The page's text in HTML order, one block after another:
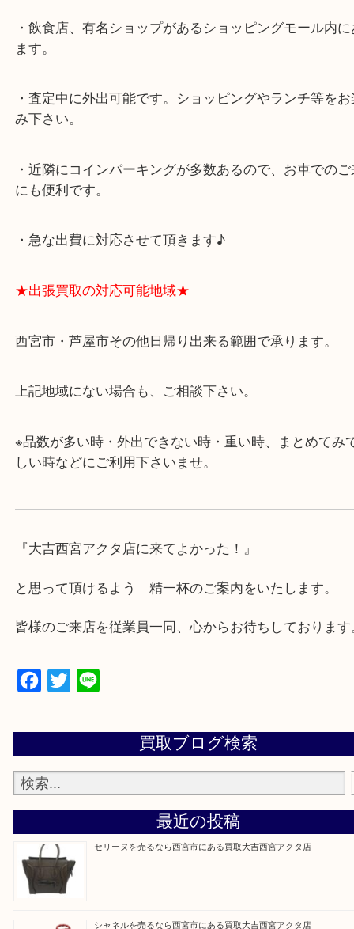
★最寄り駅★
西宮北口駅
アクタ西宮の西館一階です。
・飲食店、有名ショップがあるショッピングモー
ます。
・査定中に外出可能です。ショッピングやランチ
・近隣にコインパーキングが多数あるので、お車
にも便利です。
・急な出費に対応させて頂きます♪
★出張買取の対応可能地域★
西宮市・芦屋市その他日帰り出来る範囲で承ります
上記地域にない場合も、ご相談下さい。
しい時などにご利用下さいませ。
『大吉西宮アクタ店に来てよかった！』
と思って頂けるよう 精一杯のご案内をいたします
皆様のご来店を従業員一同、心からお待ちしており